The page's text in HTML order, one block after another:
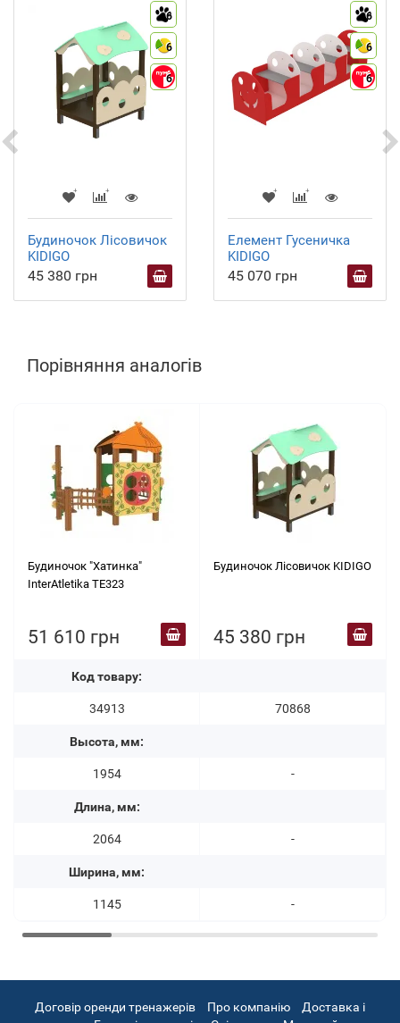
6
6
6
Будиночок Лісовичок
KIDIGO
45 380 грн
6
6
6
Елемент Гусеничка
KIDIGO
45 070 грн
Порівняння аналогів
Будиночок "Хатинка"
InterAtletika ТЕ323
51 610 грн
Код товару:
34913
Высота, мм:
1954
Длина, мм:
2064
Ширина, мм:
1145
Будиночок Лісовичок KIDIGO
45 380 грн
70868
-
-
-
Договір оренди тренажерів Про компанію
Доставка і